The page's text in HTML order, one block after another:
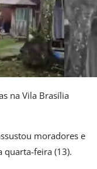
na Vila Brasília
moradores e
quarta-feira (13).